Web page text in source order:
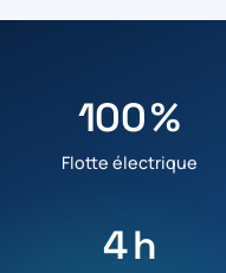
100 %
Flotte électrique
4 h